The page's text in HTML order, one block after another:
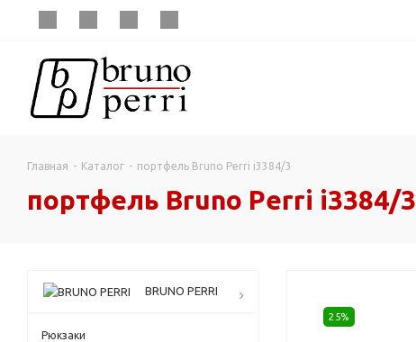
Главная - Каталог - портфель Bruno Perri i3384/3
портфель Bruno Perri i3384/3
25%
BRUNO PERRI
Рюкзаки